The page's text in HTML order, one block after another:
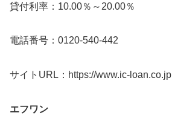
貸付利率：10.00％～20.00％
電話番号：0120-540-442
サイトURL：https://www.ic-loan.co.jp
エフワン